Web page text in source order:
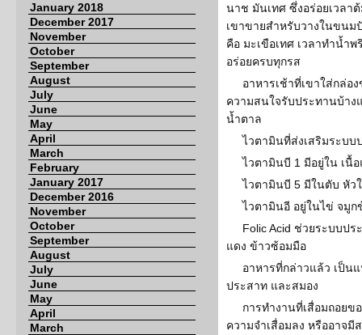
January 2018
December 2017
November
October
September
August
July
June
May
April
March
February
January 2017
December 2016
November
October
September
August
July
June
May
April
March
นาช มันเทศ ซึ่งอร่อยเวลา
เขาขายสำหรับวางในขนม
คือ มะเขือเทศ เวลาทำน้ำ
อร่อยครบทุกรส
อาหารเช้าที่เขาใส่กล่อ
ความสนใจรับประทานบ้าง
น้ำตาล
ไวตามินที่ส่งเสริมระบบ
ไวตามินบี 1 มีอยู่ใน เนื้
ไวตามินบี 5 มีในตับ หัว
ไวตามินอี อยู่ในไข่ จมูก
Folic Acid ช่วยระบบป
แดง ข้าวซ้อมมือ
อาหารที่กล่าวแล้ว เป็น
ประสาท และสมอง
การทำงานที่เสื่อมถอยข
ความจำเสื่อมลง หรืออาจ